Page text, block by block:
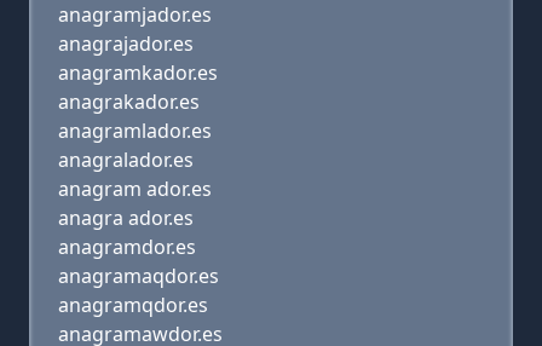
anagramjador.es
anagrajador.es
anagramkador.es
anagrakador.es
anagramlador.es
anagralador.es
anagram ador.es
anagra ador.es
anagramdor.es
anagramaqdor.es
anagramqdor.es
anagramawdor.es